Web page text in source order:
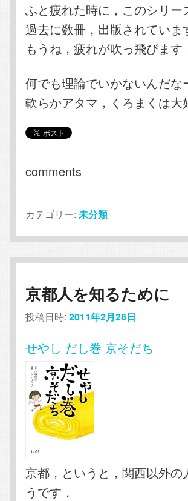
ふと疲れた時に，このシリー
過去に数冊，出版されていま
もうね，疲れが吹っ飛びます
何でも理論でいかないんだ
軟らかアタマ，くろまくは
comments
カテゴリー: 未分類
京都人を知るために
投稿日時:2011年2月28日
せやし だし巻 京そだち
京都，というと，関西以外
うです．